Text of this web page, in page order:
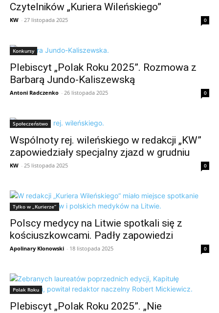
Czytelników „Kuriera Wileńskiego”
KW - 27 listopada 2025 0
Konkursy
Plebiscyt „Polak Roku 2025”. Rozmowa z
Barbarą Jundo-Kaliszewską
Antoni Radczenko - 26 listopada 2025 0
Społeczeństwo
Wspólnoty rej. wileńskiego w redakcji „KW”
zapowiedziały specjalny zjazd w grudniu
KW - 25 listopada 2025 0
Tylko w „Kurierze”
Polscy medycy na Litwie spotkali się z
kościuszkowcami. Padły zapowiedzi
Apolinary Klonowski - 18 listopada 2025 0
Polak Roku
Plebiscyt „Polak Roku 2025”. „Nie